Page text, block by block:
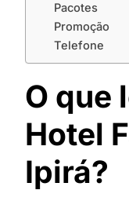
Pacotes
Promoção
Telefone
O que
Hotel
Ipirá?